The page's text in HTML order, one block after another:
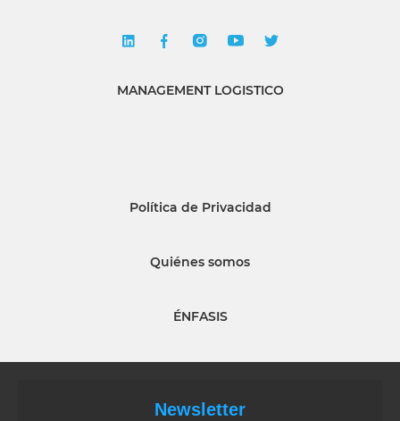
MANAGEMENT LOGISTICO
Política de Privacidad
Quiénes somos
ÉNFASIS
Newsletter